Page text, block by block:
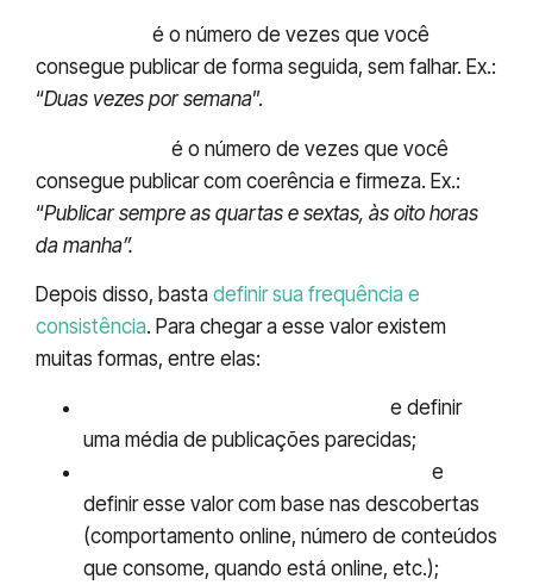
é o número de vezes que você
consegue publicar de forma seguida, sem falhar. Ex.:
“Duas vezes por semana”.
é o número de vezes que você
consegue publicar com coerência e firmeza. Ex.:
“Publicar sempre as quartas e sextas, às oito horas
da manha”.
Depois disso, basta definir sua frequência e
consistência. Para chegar a esse valor existem
muitas formas, entre elas:
e definir
uma média de publicações parecidas;
e
definir esse valor com base nas descobertas
(comportamento online, número de conteúdos
que consome, quando está online, etc.);